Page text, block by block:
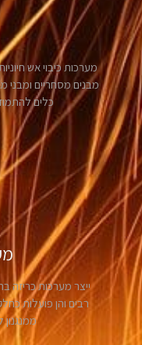
מערכות כיבוי אש
מבנים מסחריים ומבני
כלים
ייצר מערכות כריזה
רבים והן פועלות